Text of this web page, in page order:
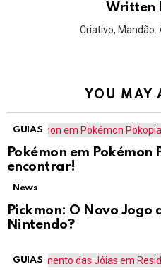
Written
Criativo, Mandão.
YOU MAY
GUIAS
Pokémon em Pokémon
encontrar!
News
Pickmon: O Novo Jogo
Nintendo?
GUIAS